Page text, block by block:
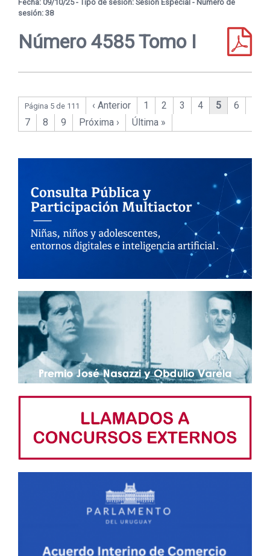
Fecha: 09/10/25 - Tipo de sesión: Sesión Especial - Número de
sesión: 38
Número 4585 Tomo I
Página 5 de 111 ‹ Anterior 1 2 3 4 5
6
7
8 9 Próxima › Última »